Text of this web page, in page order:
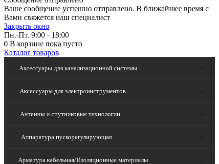
Ваше сообщение успешно отправлено. В ближайшее время с
Вами свяжется наш специалист
Закрыть окно
Пн.-Пт. 9:00 - 18:00
0 В корзине пока пусто
Каталог товаров
Аксессуары для канализационной системы
Аксессуары для электроинструментов
Антенны и спутниковые технологии
Аппаратура пускорегулирующая
Арматура кабельная/Изоляционные материалы